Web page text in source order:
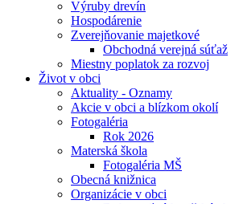
Výruby drevín
Hospodárenie
Zverejňovanie majetkové
Obchodná verejná súťaž
Miestny poplatok za rozvoj
Život v obci
Aktuality - Oznamy
Akcie v obci a blízkom okolí
Fotogaléria
Rok 2026
Materská škola
Fotogaléria MŠ
Obecná knižnica
Organizácie v obci